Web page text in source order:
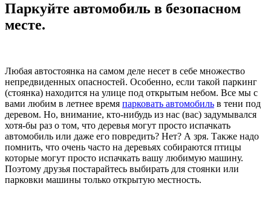
Паркуйте автомобиль в безопасном
месте.
Любая автостоянка на самом деле несет в себе множество
непредвиденных опасностей. Особенно, если такой паркинг
(стоянка) находится на улице под открытым небом. Все мы с
вами любим в летнее время парковать автомобиль в тени под
деревом. Но, внимание, кто-нибудь из нас (вас) задумывался
хотя-бы раз о том, что деревья могут просто испачкать
автомобиль или даже его повредить? Нет? А зря. Также надо
помнить, что очень часто на деревьях собираются птицы
которые могут просто испачкать вашу любимую машину.
Поэтому друзья постарайтесь выбирать для стоянки или
парковки машины только открытую местность.